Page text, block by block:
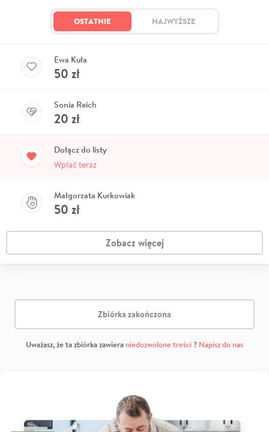
OSTATNIE NAJWYŻSZE
Ewa Kuła
50 zł
Sonia Reich
20 zł
Dołącz do listy
Wpłać teraz
Małgorzata Kurkowiak
50 zł
Zobacz więcej
Zbiórka zakończona
Uważasz, że ta zbiórka zawiera niedozwolone treści? Napisz do nas